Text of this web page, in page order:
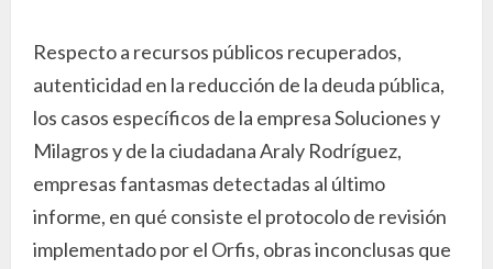
Respecto a recursos públicos recuperados,
autenticidad en la reducción de la deuda pública,
los casos específicos de la empresa Soluciones y
Milagros y de la ciudadana Araly Rodríguez,
empresas fantasmas detectadas al último
informe, en qué consiste el protocolo de revisión
implementado por el Orfis, obras inconclusas que